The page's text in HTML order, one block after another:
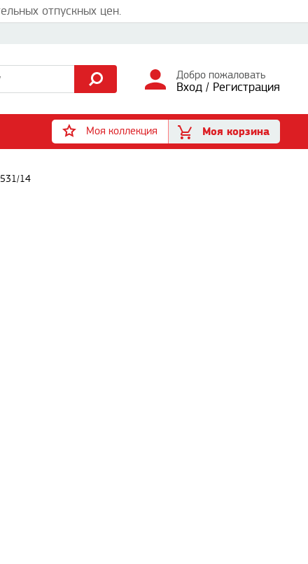
отпускных цен.
Добро пожаловать
Вход / Регистрация
Моя коллекция Моя корзина
531/14